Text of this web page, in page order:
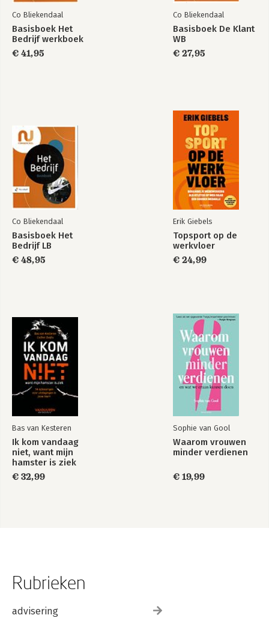
Basisboek Het
Bedrijf LB
Bekijk alle boeken
Co Bliekendaal
Basisboek Het
Bedrijf werkboek
€ 41,95
Co Bliekendaal
Basisboek De Klant
WB
€ 27,95
Co Bliekendaal
Basisboek Het
Bedrijf LB
€ 48,95
Erik Giebels
Topsport op de
werkvloer
€ 24,99
Bas van Kesteren
Ik kom vandaag
niet, want mijn
hamster is ziek
€ 32,99
Sophie van Gool
Waarom vrouwen
minder verdienen
€ 19,99
Rubrieken
advisering